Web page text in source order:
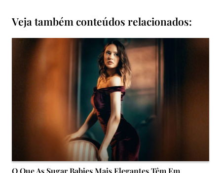
Veja também conteúdos relacionados:
O Que As Sugar Babies Mais Elegantes Têm Em